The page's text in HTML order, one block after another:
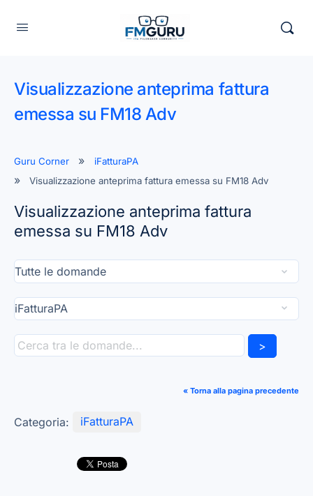
Visualizzazione anteprima fattura
emessa su FM18 Adv
Guru Corner
iFatturaPA
Visualizzazione anteprima fattura emessa su FM18 Adv
Visualizzazione anteprima fattura
emessa su FM18 Adv
>
« Torna alla pagina precedente
Categoria: iFatturaPA